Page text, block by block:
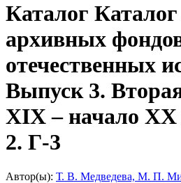
Каталог
архивных
отечественных
Выпуск 3.
XIX – начало XX
2. Г-3
Автор(ы): Т. В. Медведева, М. П.